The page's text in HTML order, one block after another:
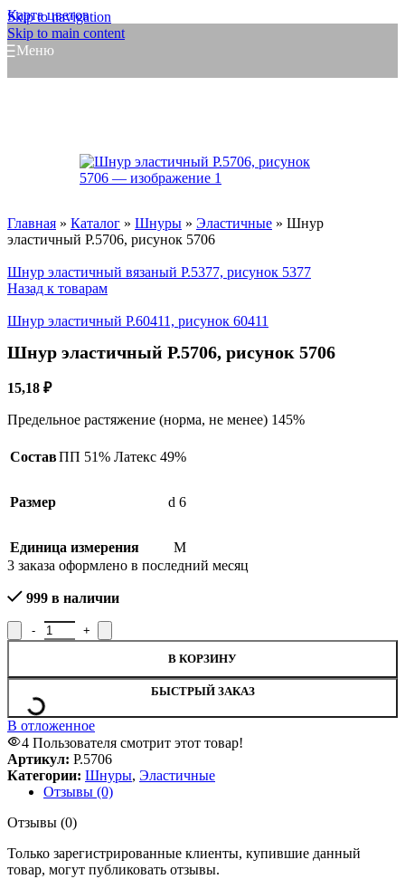
Карта цветов
Skip to navigation
Skip to main content
Меню
Главная » Каталог » Шнуры » Эластичные » Шнур
эластичный Р.5706, рисунок 5706
Шнур эластичный вязаный Р.5377, рисунок 5377
Назад к товарам
Шнур эластичный Р.60411, рисунок 60411
Шнур эластичный Р.5706, рисунок 5706
15,18 ₽
Предельное растяжение (норма, не менее) 145%
СоставПП 51% Латекс 49%
Размер d 6
Единица измерения
М
3 заказа оформлено в последний месяц
999 в наличии
Количество товара Шнур эластичный Р.5706, рисунок 5706
В КОРЗИНУ
БЫСТРЫЙ ЗАКАЗ
В отложенное
4 Пользователя смотрит этот товар!
Артикул: Р.5706
Категории: Шнуры, Эластичные
Отзывы (0)
Отзывы (0)
Только зарегистрированные клиенты, купившие данный
товар, могут публиковать отзывы.